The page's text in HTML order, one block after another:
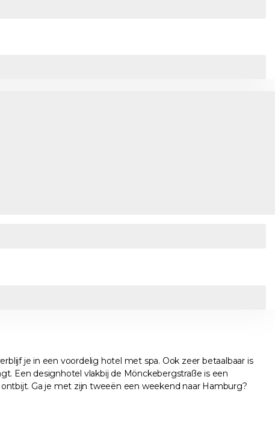
je in een voordelig hotel met spa. Ook zeer betaalbaar is
Een designhotel vlakbij de Mönckebergstraße is een
Ga je met zijn tweeën een weekend naar Hamburg?